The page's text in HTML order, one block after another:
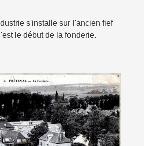
s'installe sur l'ancien fief
le début de la fonderie.